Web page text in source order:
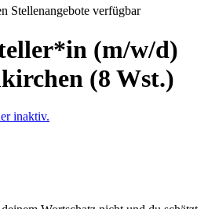
Stellenangebote verfügbar
(m/w/d)
(8 Wst.)
inaktiv.